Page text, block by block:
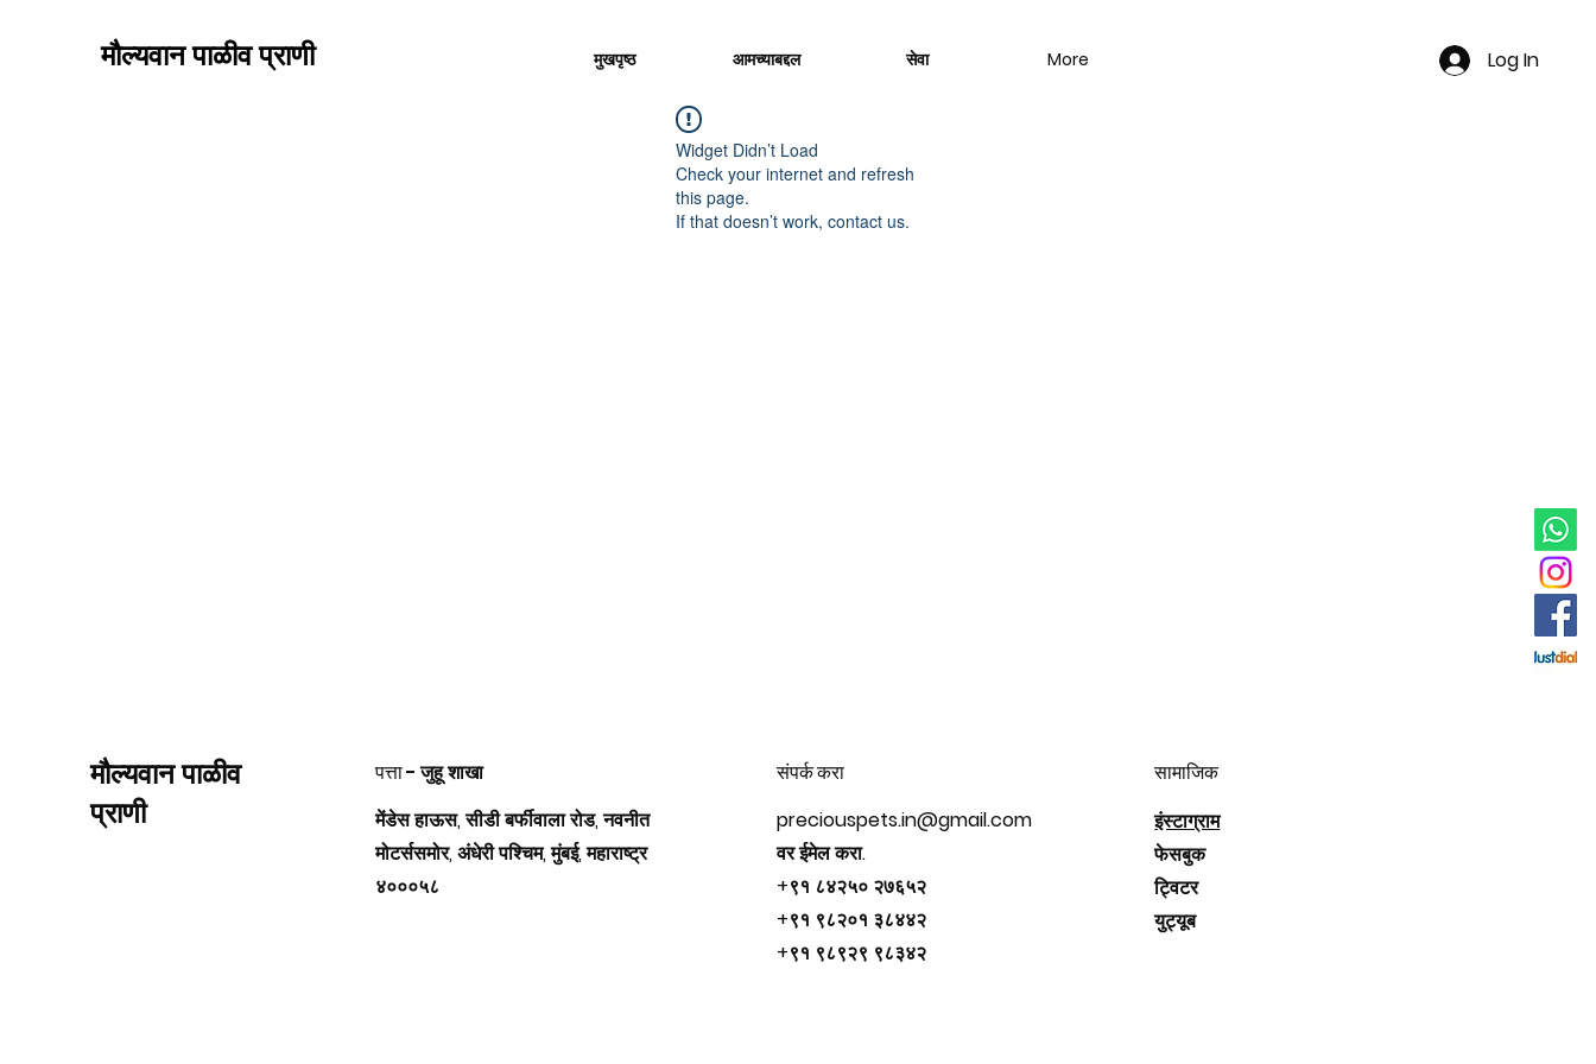
मौल्यवान पाळीव प्राणी मुखपृष्ठ आमच्याबद्दल सेवा More Log In
Widget Didn’t Load
Check your internet and refresh
this page.
If that doesn’t work, contact us.
मौल्यवान पाळीव
प्राणी
पत्ता -जुहू शाखा
मेंडेस हाऊस, सीडी बर्फीवाला रोड, नवनीत
मोटर्ससमोर, अंधेरी पश्चिम, मुंबई, महाराष्ट्र
४०००५८
संपर्क करा
preciouspets.in@gmail.com
वर ईमेल करा.
+९१ ८४२५० २७६५२
+९१ ९८२०१ ३८४४२
+९१ ९८९२९ ९८३४२
सामाजिक
इंस्टाग्राम
फेसबुक
ट्विटर
युट्यूब